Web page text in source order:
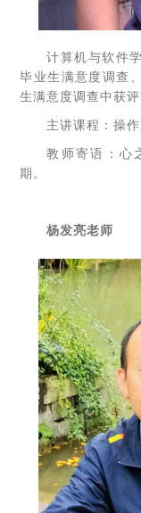
计算机与软件
毕业生满意度调查
生满意度调查中获评
主讲课程：操
教师寄语：心
期。
杨发亮老师